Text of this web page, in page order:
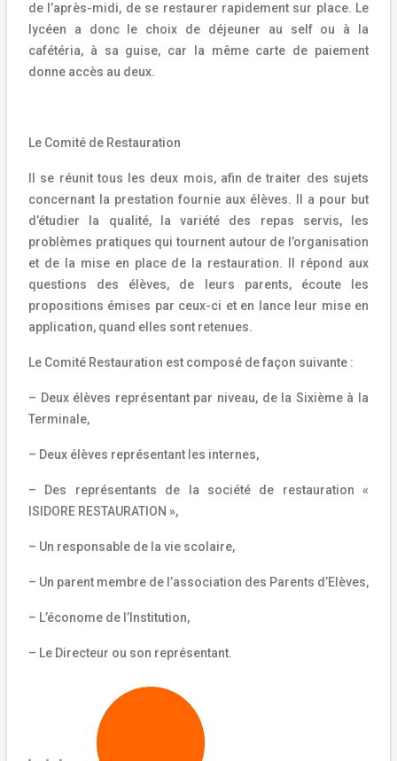
de l’après-midi, de se restaurer rapidement sur place. Le
lycéen a donc le choix de déjeuner au self ou à la
cafétéria, à sa guise, car la même carte de paiement
donne accès au deux.
Le Comité de Restauration
Il se réunit tous les deux mois, afin de traiter des sujets
concernant la prestation fournie aux élèves. Il a pour but
d’étudier la qualité, la variété des repas servis, les
problèmes pratiques qui tournent autour de l’organisation
et de la mise en place de la restauration. Il répond aux
questions des élèves, de leurs parents, écoute les
propositions émises par ceux-ci et en lance leur mise en
application, quand elles sont retenues.
Le Comité Restauration est composé de façon suivante :
– Deux élèves représentant par niveau, de la Sixième à la
Terminale,
– Deux élèves représentant les internes,
– Des représentants de la société de restauration «
ISIDORE RESTAURATION »,
– Un responsable de la vie scolaire,
– Un parent membre de l’association des Parents d’Elèves,
– L’économe de l’Institution,
– Le Directeur ou son représentant.